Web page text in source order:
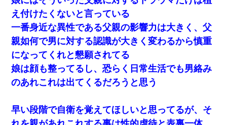
ワイアラサー主婦、昨晩久しぶりに夫と致した結果ｗｗｗｗｗ
書店「息子さんが万引きしました」私「はっ？(息子目の前にいる
し…)うちの子ではないので迎えに行きません」→息子を名乗って
た人物の正体が判明するも・・・
義兄嫁が義実家で「コロナ陽性だったからこのまま療養させて下
え付けたくないと言っている
一番身近な異性である父親の影響力は大きく、父
親如何で男に対する認識が大きく変わるから慎重
になってくれと懇願されてる
娘は顔も整ってるし、恐らく日常生活でも男絡み
のあれこれは出てくるだろうと思う
早い段階で自衛を覚えてほしいと思ってるが、そ